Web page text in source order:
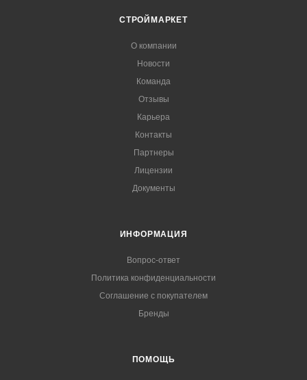
СТРОЙМАРКЕТ
О компании
Новости
Команда
Отзывы
Карьера
Контакты
Партнеры
Лицензии
Документы
ИНФОРМАЦИЯ
Вопрос-ответ
Политика конфиденциальности
Соглашение с покупателем
Бренды
ПОМОЩЬ